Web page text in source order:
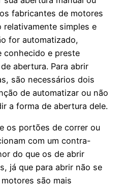
fabricantes de motores
simples e
for automatizado,
conhecido e preste
abertura. Para abrir
são necessários dois
de automatizar ou não
a forma de abertura dele.
os portões de correr ou
com um contra-
do que os de abrir
já que para abrir não se
são mais